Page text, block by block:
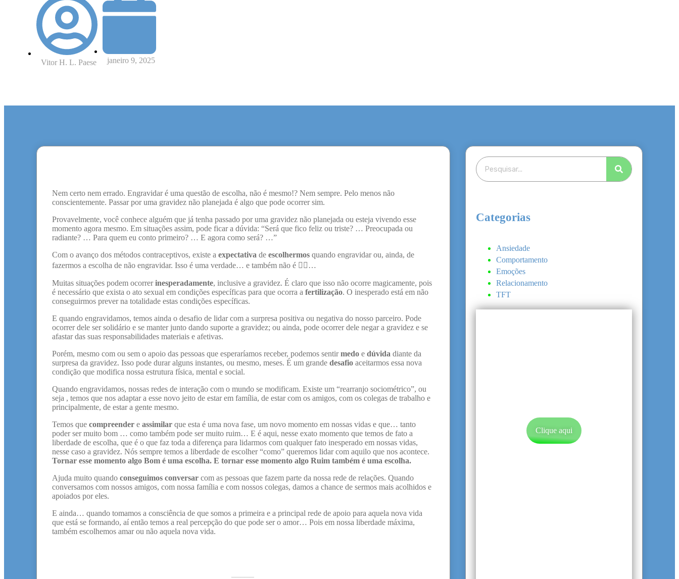
Vitor H. L. Paese janeiro 9, 2025
Nem certo nem errado. Engravidar é uma questão de escolha, não é mesmo!? Nem sempre. Pelo menos não
conscientemente. Passar por uma gravidez não planejada é algo que pode ocorrer sim.
Provavelmente, você conhece alguém que já tenha passado por uma gravidez não planejada ou esteja vivendo esse
momento agora mesmo. Em situações assim, pode ficar a dúvida: “Será que fico feliz ou triste? … Preocupada ou
radiante? … Para quem eu conto primeiro? … E agora como será? …”
Com o avanço dos métodos contraceptivos, existe a expectativa de escolhermos quando engravidar ou, ainda, de
fazermos a escolha de não engravidar. Isso é uma verdade… e também não é 🤷‍♂️…
Muitas situações podem ocorrerinesperadamente, inclusive a gravidez. É claro que isso não ocorre magicamente, pois
é necessário que exista o ato sexual em condições específicas para que ocorra a fertilização. O inesperado está em não
conseguirmos prever na totalidade estas condições específicas.
E quando engravidamos, temos ainda o desafio de lidar com a surpresa positiva ou negativa do nosso parceiro. Pode
ocorrer dele ser solidário e se manter junto dando suporte a gravidez; ou ainda, pode ocorrer dele negar a gravidez e se
afastar das suas responsabilidades materiais e afetivas.
Porém, mesmo com ou sem o apoio das pessoas que esperaríamos receber, podemos sentirmedo e dúvida diante da
surpresa da gravidez. Isso pode durar alguns instantes, ou mesmo, meses. É um grande desafio aceitarmos essa nova
condição que modifica nossa estrutura física, mental e social.
Quando engravidamos, nossas redes de interação com o mundo se modificam. Existe um “rearranjo sociométrico”, ou
seja , temos que nos adaptar a esse novo jeito de estar em família, de estar com os amigos, com os colegas de trabalho e
principalmente, de estar a gente mesmo.
Temos que compreender e assimilar que esta é uma nova fase, um novo momento em nossas vidas e que… tanto
poder ser muito bom … como também pode ser muito ruim… E é aqui, nesse exato momento que temos de fato a
liberdade de escolha, que é o que faz toda a diferença para lidarmos com qualquer fato inesperado em nossas vidas,
nesse caso a gravidez. Nós sempre temos a liberdade de escolher “como” queremos lidar com aquilo que nos acontece.
Tornar esse momento algo Bom é uma escolha. E tornar esse momento algo Ruim também é uma escolha.
Ajuda muito quando conseguimos conversar com as pessoas que fazem parte da nossa rede de relações. Quando
conversamos com nossos amigos, com nossa família e com nossos colegas, damos a chance de sermos mais acolhidos e
apoiados por eles.
E ainda… quando tomamos a consciência de que somos a primeira e a principal rede de apoio para aquela nova vida
que está se formando, aí então temos a real percepção do que pode ser o amor… Pois em nossa liberdade máxima,
também escolhemos amar ou não aquela nova vida.
Categorias
Ansiedade
Comportamento
Emoções
Relacionamento
TFT
Clique aqui